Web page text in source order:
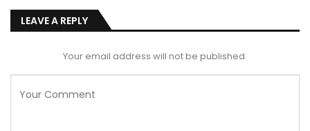
LEAVE A REPLY
Your email address will not be published.